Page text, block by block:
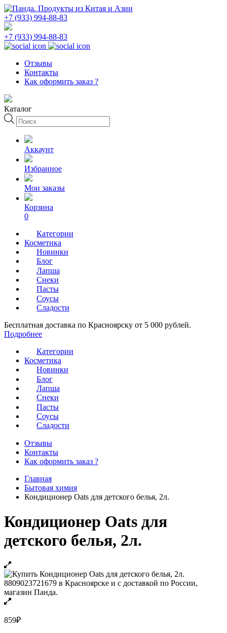
+7 (933) 994-88-83
+7 (933) 994-88-83
Отзывы
Контакты
Как оформить заказ ?
Каталог
Поиск
товаров
Аккаунт
Избранное
Мои заказы
Корзина
0
Категории
Косметика
Новинки
Блог
Лапша
Снеки
Пасты
Соусы
Сладости
Бесплатная доставка по Красноярску от 5 000 рублей.
Подробнее
Категории
Косметика
Новинки
Блог
Лапша
Снеки
Пасты
Соусы
Сладости
Отзывы
Контакты
Как оформить заказ ?
Главная
Бытовая химия
Кондиционер Oats для детского белья, 2л.
Кондиционер Oats для
детского белья, 2л.
859₽